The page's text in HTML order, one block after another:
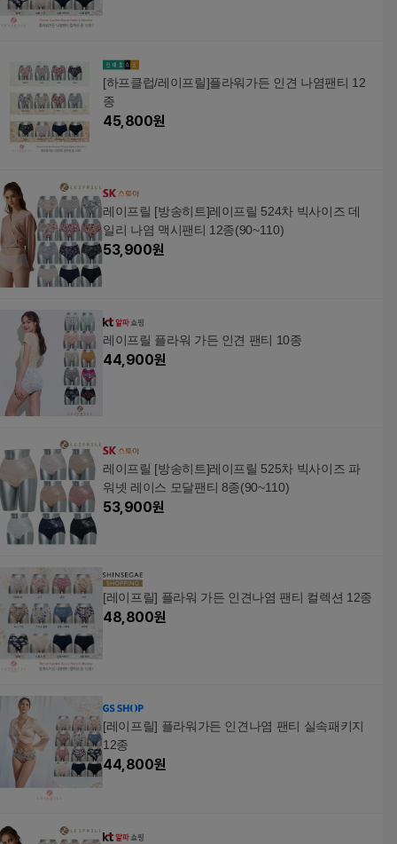
[하프클럽/레이프릴]플라워가든 인견 나염팬티 12
종
45,800원
레이프릴 [방송히트]레이프릴 524차 빅사이즈 데
일리 나염 맥시팬티 12종(90~110)
53,900원
레이프릴 플라워 가든 인견 팬티 10종
44,900원
레이프릴 [방송히트]레이프릴 525차 빅사이즈 파
워넷 레이스 모달팬티 8종(90~110)
53,900원
[레이프릴] 플라워 가든 인견나염 팬티 컬렉션 12종
48,800원
[레이프릴] 플라워가든 인견나염 팬티 실속패키지
12종
44,800원